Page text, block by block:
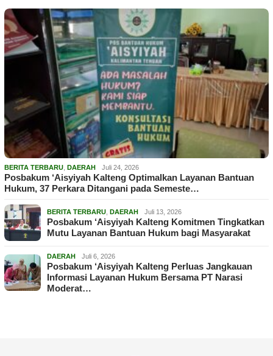
BERITA TERBARU DAERAH Juli 24, 2026
Posbakum ‘Aisyiyah Kalteng Optimalkan Layanan Bantuan
Hukum, 37 Perkara Ditangani pada Semeste…
BERITA TERBARU DAERAH Juli 13, 2026
Posbakum ‘Aisyiyah Kalteng Komitmen Tingkatkan
Mutu Layanan Bantuan Hukum bagi Masyarakat
DAERAH Juli 6, 2026
Posbakum ‘Aisyiyah Kalteng Perluas Jangkauan
Informasi Layanan Hukum Bersama PT Narasi
Moderat…